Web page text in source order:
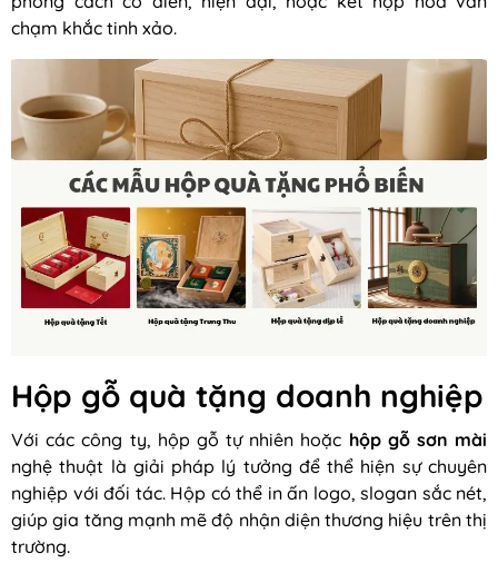
chạm khắc tinh xảo.
Hộp gỗ quà tặng doanh nghiệp
Với các công ty, hộp gỗ tự nhiên hoặc hộp gỗ sơn mài
nghệ thuật là giải pháp lý tưởng để thể hiện sự chuyên
nghiệp với đối tác. Hộp có thể in ấn logo, slogan sắc nét,
giúp gia tăng mạnh mẽ độ nhận diện thương hiệu trên thị
trường.